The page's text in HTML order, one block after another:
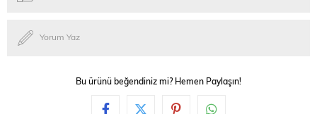
Yorum Yaz
Bu ürünü beğendiniz mi? Hemen Paylaşın!